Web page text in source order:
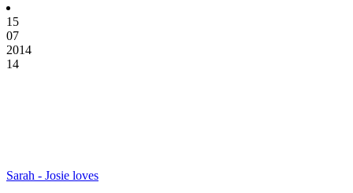
15
07
2014
14
Sarah - Josie loves